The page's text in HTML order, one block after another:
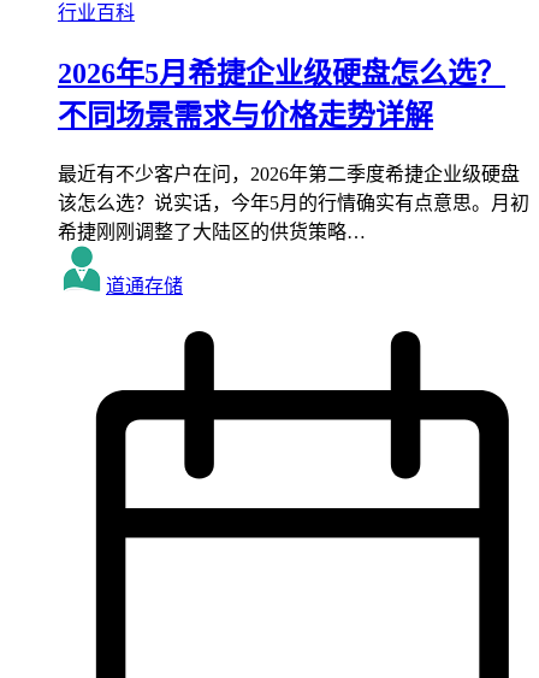
行业百科
2026年5月希捷企业级硬盘怎么选？
不同场景需求与价格走势详解
最近有不少客户在问，2026年第二季度希捷企业级硬盘
该怎么选？说实话，今年5月的行情确实有点意思。月初
希捷刚刚调整了大陆区的供货策略…
道通存储